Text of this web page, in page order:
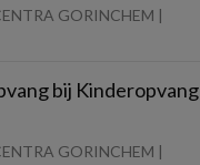
GORINCHEM |
bij Kinderopvang
GORINCHEM |